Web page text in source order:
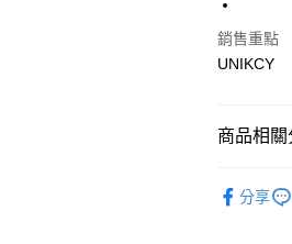
Google Pay
7-11取貨
銷售重點
UNIKCY
商品相關
分享